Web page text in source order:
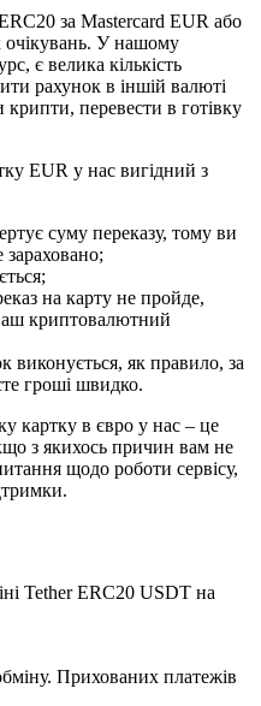
за Mastercard EUR або
очікувань. У нашому
є велика кількість
рахунок в іншій валюті
перевести в готівку
EUR у нас вигідний з
суму переказу, тому ви
зараховано;
на карту не пройде,
криптовалютний
виконується, як правило, за
гроші швидко.
картку в євро у нас – це
з якихось причин вам не
щодо роботи сервісу,
Tether ERC20 USDT на
Прихованих платежів